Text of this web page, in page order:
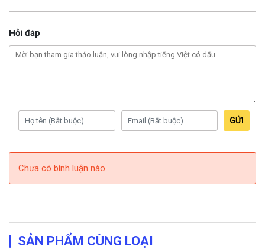
Hỏi đáp
GỬI
Chưa có bình luận nào
SẢN PHẨM CÙNG LOẠI